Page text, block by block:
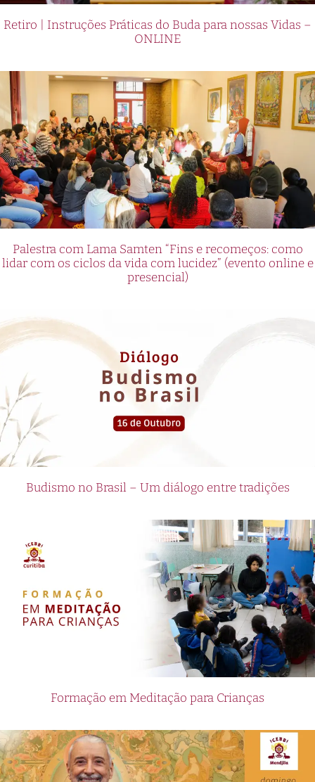
Retiro | Instruções Práticas do Buda para nossas Vidas –
ONLINE
Palestra com Lama Samten “Fins e recomeços: como
lidar com os ciclos da vida com lucidez” (evento online e
presencial)
Budismo no Brasil – Um diálogo entre tradições
Formação em Meditação para Crianças